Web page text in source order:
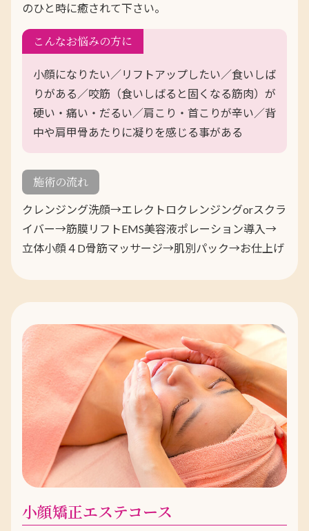
のひと時に癒されて下さい。
こんなお悩みの方に
小顔になりたい／リフトアップしたい／食いしば
りがある／咬筋（食いしばると固くなる筋肉）が
硬い・痛い・だるい／肩こり・首こりが辛い／背
中や肩甲骨あたりに凝りを感じる事がある
施術の流れ
クレンジング洗顔→エレクトロクレンジングorスクラ
イバー→筋膜リフトEMS美容液ポレーション導入→
立体小顔４D骨筋マッサージ→肌別パック→お仕上げ
小顔矯正エステコース